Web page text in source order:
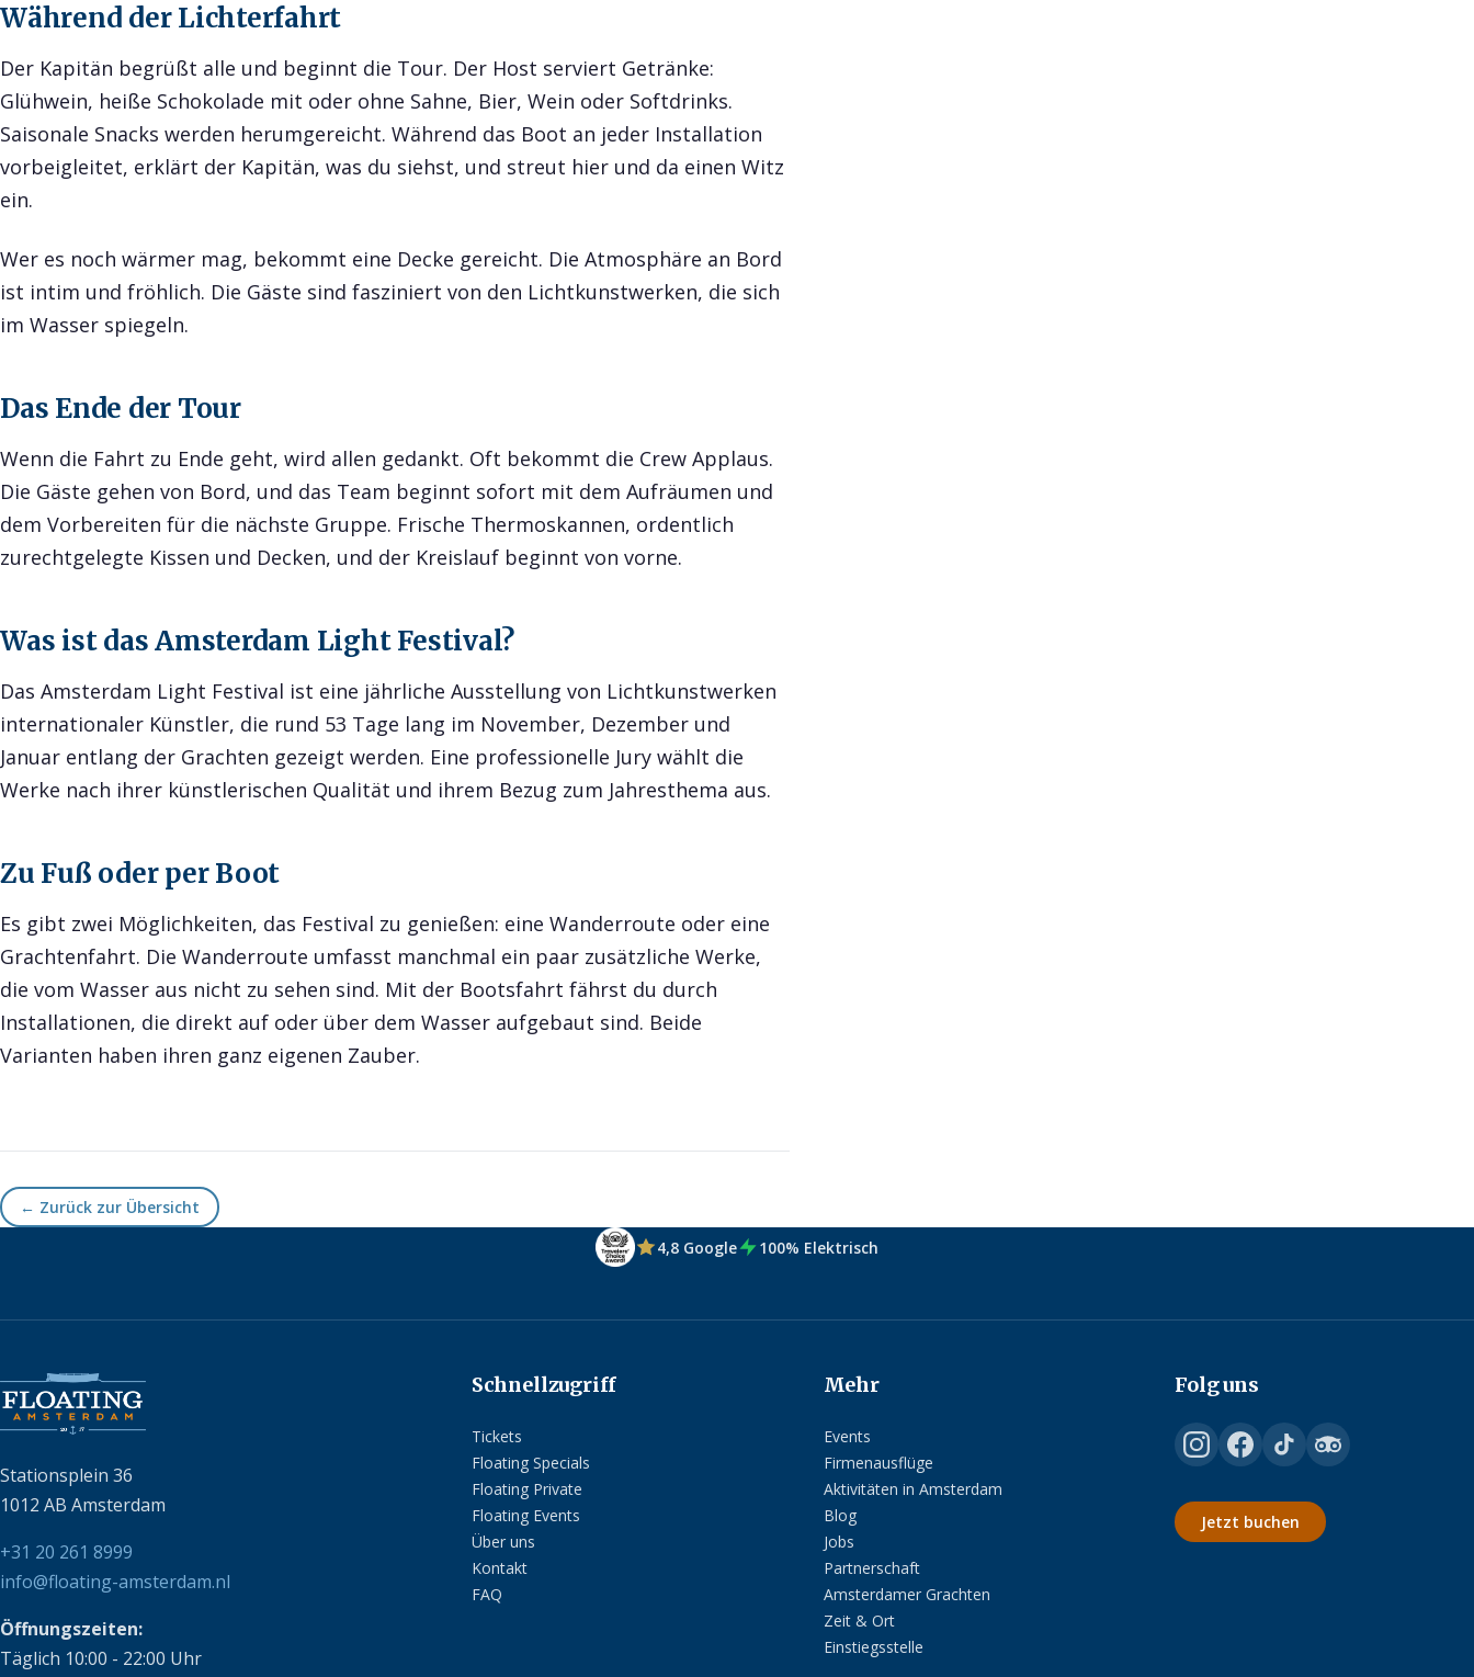
Während der Lichterfahrt
Der Kapitän begrüßt alle und beginnt die Tour. Der Host serviert Getränke:
Glühwein, heiße Schokolade mit oder ohne Sahne, Bier, Wein oder Softdrinks.
Saisonale Snacks werden herumgereicht. Während das Boot an jeder Installation
vorbeigleitet, erklärt der Kapitän, was du siehst, und streut hier und da einen Witz
ein.
Wer es noch wärmer mag, bekommt eine Decke gereicht. Die Atmosphäre an Bord
ist intim und fröhlich. Die Gäste sind fasziniert von den Lichtkunstwerken, die sich
im Wasser spiegeln.
Das Ende der Tour
Wenn die Fahrt zu Ende geht, wird allen gedankt. Oft bekommt die Crew Applaus.
Die Gäste gehen von Bord, und das Team beginnt sofort mit dem Aufräumen und
dem Vorbereiten für die nächste Gruppe. Frische Thermoskannen, ordentlich
zurechtgelegte Kissen und Decken, und der Kreislauf beginnt von vorne.
Was ist das Amsterdam Light Festival?
Das Amsterdam Light Festival ist eine jährliche Ausstellung von Lichtkunstwerken
internationaler Künstler, die rund 53 Tage lang im November, Dezember und
Januar entlang der Grachten gezeigt werden. Eine professionelle Jury wählt die
Werke nach ihrer künstlerischen Qualität und ihrem Bezug zum Jahresthema aus.
Zu Fuß oder per Boot
Es gibt zwei Möglichkeiten, das Festival zu genießen: eine Wanderroute oder eine
Grachtenfahrt. Die Wanderroute umfasst manchmal ein paar zusätzliche Werke,
die vom Wasser aus nicht zu sehen sind. Mit der Bootsfahrt fährst du durch
Installationen, die direkt auf oder über dem Wasser aufgebaut sind. Beide
Varianten haben ihren ganz eigenen Zauber.
← Zurück zur Übersicht
4,8 Google
100% Elektrisch
Stationsplein 36
1012 AB Amsterdam
+31 20 261 8999
info@floating-amsterdam.nl
Öffnungszeiten:
Täglich 10:00 - 22:00 Uhr
Schnellzugriff
Tickets
Floating Specials
Floating Private
Floating Events
Über uns
Kontakt
FAQ
Mehr
Events
Firmenausflüge
Aktivitäten in Amsterdam
Blog
Jobs
Partnerschaft
Amsterdamer Grachten
Zeit & Ort
Einstiegsstelle
Folg uns
Jetzt buchen